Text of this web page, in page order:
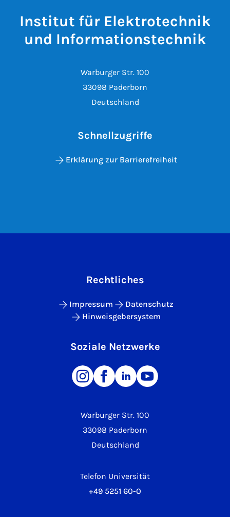
Institut für Elektrotechnik
und Informationstechnik
Warburger Str. 100
33098 Paderborn
Deutschland
Schnellzugriffe
Erklärung zur Barrierefreiheit
Warburger Str. 100
33098 Paderborn
Deutschland
Telefon Universität
+49 5251 60-0
Rechtliches
Impressum
Datenschutz
Hinweisgebersystem
Soziale Netzwerke